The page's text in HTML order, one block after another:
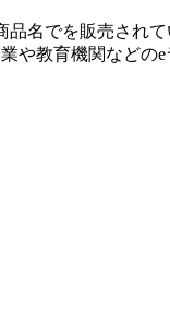
名でを販売され
や教育機関などの